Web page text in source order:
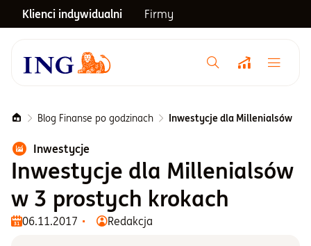
Klienci indywidualni Firmy
Menu główne
Notowania
Emerytura
Inwestycje
Blog Finanse po godzinach Inwestycje dla Millenialsów
Inwestycje
Inwestycje dla Millenialsów
w 3 prostych krokach
06.11.2017 Redakcja